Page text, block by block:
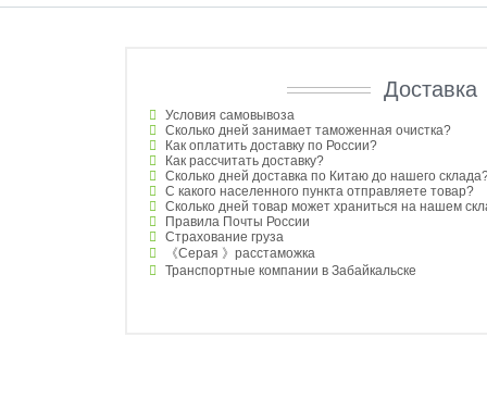
Доставка
Условия самовывоза
Сколько дней занимает таможенная очистка?
Как оплатить доставку по России?
Как рассчитать доставку?
Сколько дней доставка по Китаю до нашего
С какого населенного пункта отправляете товар?
Сколько дней товар может храниться на нашем
Правила Почты России
Страхование груза
《Серая 》расстаможка
Транспортные компании в Забайкальске